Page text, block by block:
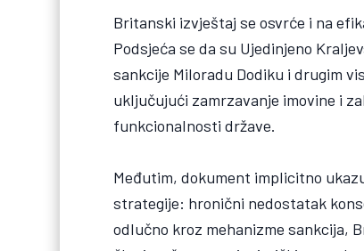
Britanski izvještaj se osvrće i na
Podsjeća se da su Ujedinjeno
sankcije Miloradu Dodiku i drugim
uključujući zamrzavanje imovine i
funkcionalnosti države.
Međutim, dokument implicitno
strategije: hronični nedostatak
odlučno kroz mehanizme sankcija,